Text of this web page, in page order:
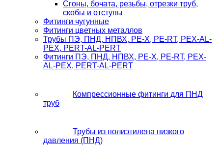
Сгоны, бочата, резьбы, отрезки труб,
скобы и отступы
Фитинги чугунные
Фитинги цветных металлов
Трубы ПЭ, ПНД, НПВХ, PE-X, PE-RT, PEX-AL-
PEX, PERT-AL-PERT
Фитинги ПЭ, ПНД, НПВХ, PE-X, PE-RT, PEX-
AL-PEX, PERT-AL-PERT
Компрессионные фитинги для ПНД
труб
Трубы из полиэтилена низкого
давления (ПНД)